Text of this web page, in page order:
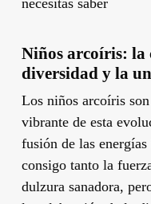
Niños arcoíris: la
diversidad y la
Los niños arcoíris
vibrante de esta
fusión de las
consigo tanto la
dulzura sanadora,